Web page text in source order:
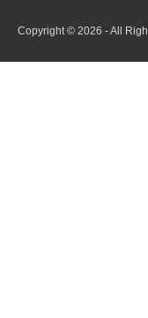
Copyright © 2026 - All